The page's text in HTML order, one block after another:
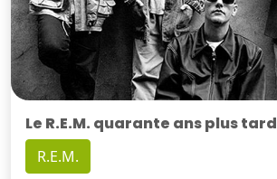
Le R.E.M. quarante ans plus tard
R.E.M.